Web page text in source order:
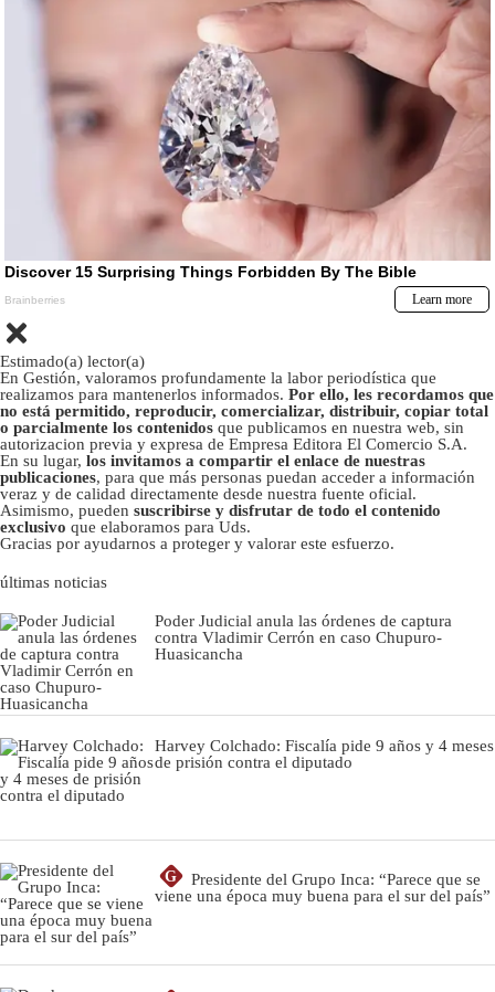
Estimado(a) lector(a)
En Gestión, valoramos profundamente la labor periodística que
realizamos para mantenerlos informados. Por ello, les recordamos que
no está permitido, reproducir, comercializar, distribuir, copiar total
o parcialmente los contenidos que publicamos en nuestra web, sin
autorizacion previa y expresa de Empresa Editora El Comercio S.A.
En su lugar, los invitamos a compartir el enlace de nuestras
publicaciones, para que más personas puedan acceder a información
veraz y de calidad directamente desde nuestra fuente oficial.
Asimismo, pueden suscribirse y disfrutar de todo el contenido
exclusivo que elaboramos para Uds.
Gracias por ayudarnos a proteger y valorar este esfuerzo.
últimas noticias
Poder Judicial anula las órdenes de captura
contra Vladimir Cerrón en caso Chupuro-
Huasicancha
Harvey Colchado: Fiscalía pide 9 años y 4 meses
de prisión contra el diputado
G
Presidente del Grupo Inca: “Parece que se
viene una época muy buena para el sur del país”